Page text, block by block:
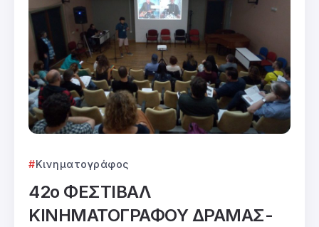
Κινηματογράφος
42ο ΦΕΣΤΙΒΑΛ
ΚΙΝΗΜΑΤΟΓΡΑΦΟΥ ΔΡΑΜΑΣ-